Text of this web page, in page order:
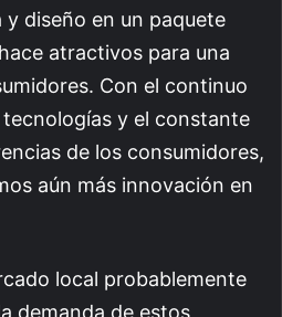
diseño en un paquete
atractivos para una
Con el continuo
y el constante
de los consumidores,
aún más innovación en
local probablemente
demanda de estos